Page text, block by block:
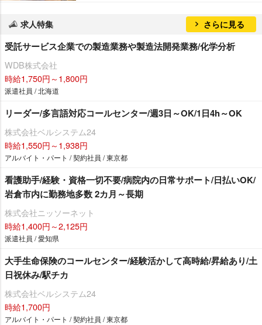
求人特集 さらに見る
受託サービス企業での製造業務や製造法開発業務/化学分析
WDB株式会社
時給1,750円～1,800円
派遣社員 / 北海道
リーダー/多言語対応コールセンター/週3日～OK/1日4h～OK
株式会社ベルシステム24
時給1,550円～1,938円
アルバイト・パート / 契約社員 / 東京都
看護助手/経験・資格一切不要/病院内の日常サポート/日払いOK/
倉市内に勤務地多数 2カ月～長期
株式会社ニッソーネット
時給1,400円～2,125円
派遣社員 / 愛知県
大手生命保険のコールセンター/経験活かして高時給/昇給あり/土
日祝休み/駅チカ
株式会社ベルシステム24
時給1,700円
アルバイト・パート / 契約社員 / 東京都